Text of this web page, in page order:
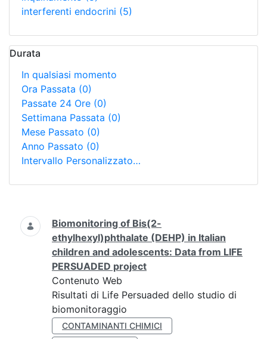
interferenti endocrini (5)
Durata
In qualsiasi momento
Ora Passata (0)
Passate 24 Ore (0)
Settimana Passata (0)
Mese Passato (0)
Anno Passato (0)
Intervallo Personalizzato…
Ricerca
Biomonitoring of Bis(2-
ethylhexyl)phthalate (DEHP) in Italian
children and adolescents: Data from LIFE
PERSUADED project
Contenuto Web
Risultati di Life Persuaded dello studio di
biomonitoraggio
CONTAMINANTI CHIMICI